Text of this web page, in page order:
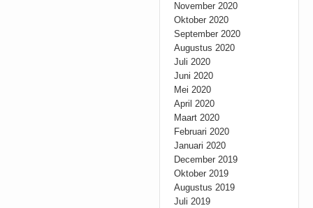
November 2020
Oktober 2020
September 2020
Augustus 2020
Juli 2020
Juni 2020
Mei 2020
April 2020
Maart 2020
Februari 2020
Januari 2020
December 2019
Oktober 2019
Augustus 2019
Juli 2019